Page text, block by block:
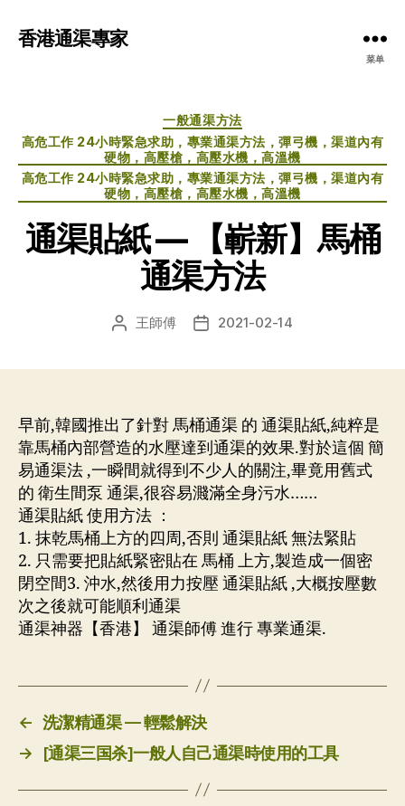
香港通渠專家
菜单
分
类
一般通渠方法
高危工作 24小時緊急求助，專業通渠方法，彈弓機，渠道內有
硬物，高壓槍，高壓水機，高溫機
高危工作 24小時緊急求助，專業通渠方法，彈弓機，渠道內有
硬物，高壓槍，高壓水機，高溫機
通渠貼紙 — 【嶄新】馬桶
通渠方法
文 王師傅
发 2021-02-14
早前,韓國推出了針對 馬桶通渠 的 通渠貼紙,純粹是
靠馬桶內部營造的水壓達到通渠的效果.對於這個 簡
易通渠法 ,一瞬間就得到不少人的關注,畢竟用舊式
的 衛生間泵 通渠,很容易濺滿全身污水……
通渠貼紙 使用方法 ：
1. 抹乾馬桶上方的四周,否則 通渠貼紙 無法緊貼
2. 只需要把貼紙緊密貼在 馬桶 上方,製造成一個密
閉空間3. 沖水,然後用力按壓 通渠貼紙 ,大概按壓數
次之後就可能順利通渠
通渠神器【香港】 通渠師傅 進行 專業通渠.
← 洗潔精通渠 — 輕鬆解決
→
[通渠三国杀]一般人自己通渠時使用的工具